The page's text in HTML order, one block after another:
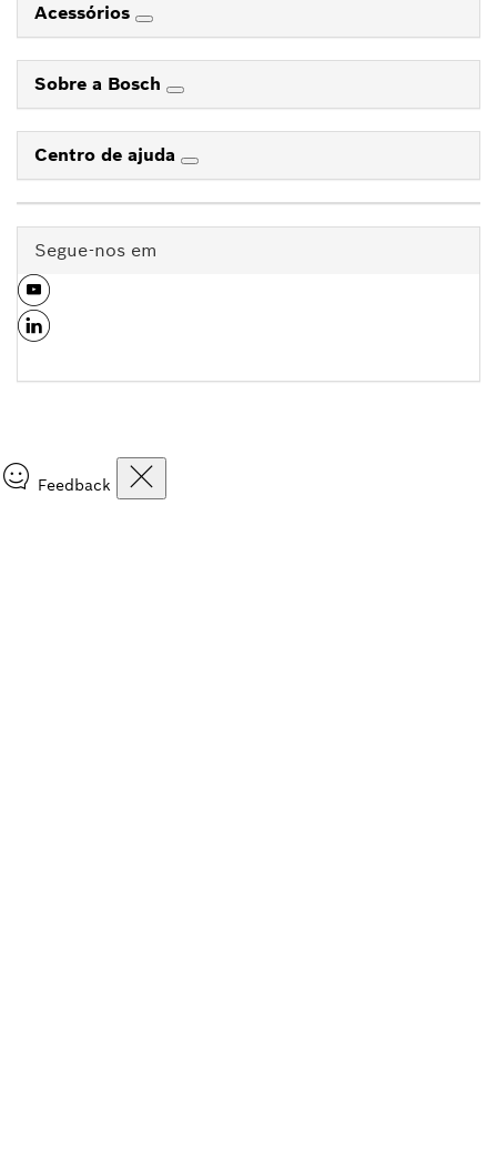
Acessórios
Sobre a Bosch
Centro de ajuda
Segue-nos em
Feedback